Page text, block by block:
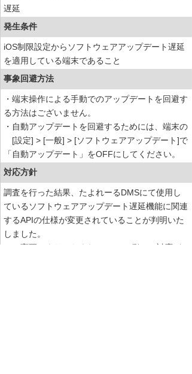
遅延
発生条件
iOS制限設定からソフトウェアアップデート遅延
を適用している端末であること
事象回避方法
・端末操作による手動でのアップデートを回避す
る方法はございません。
・自動アップデートを回避するためには、端末の
[設定] > [一般] > [ソフトウェアアップデート]で
「自動アップデート」をOFFにしてください。
対応方針
調査を行った結果、たよれーるDMSにて使用し
ているソフトウェアアップデート遅延機能に関連
するAPIの仕様が変更されていることが判明いた
しました。
この変更により、たよれーるDMS側での対応が